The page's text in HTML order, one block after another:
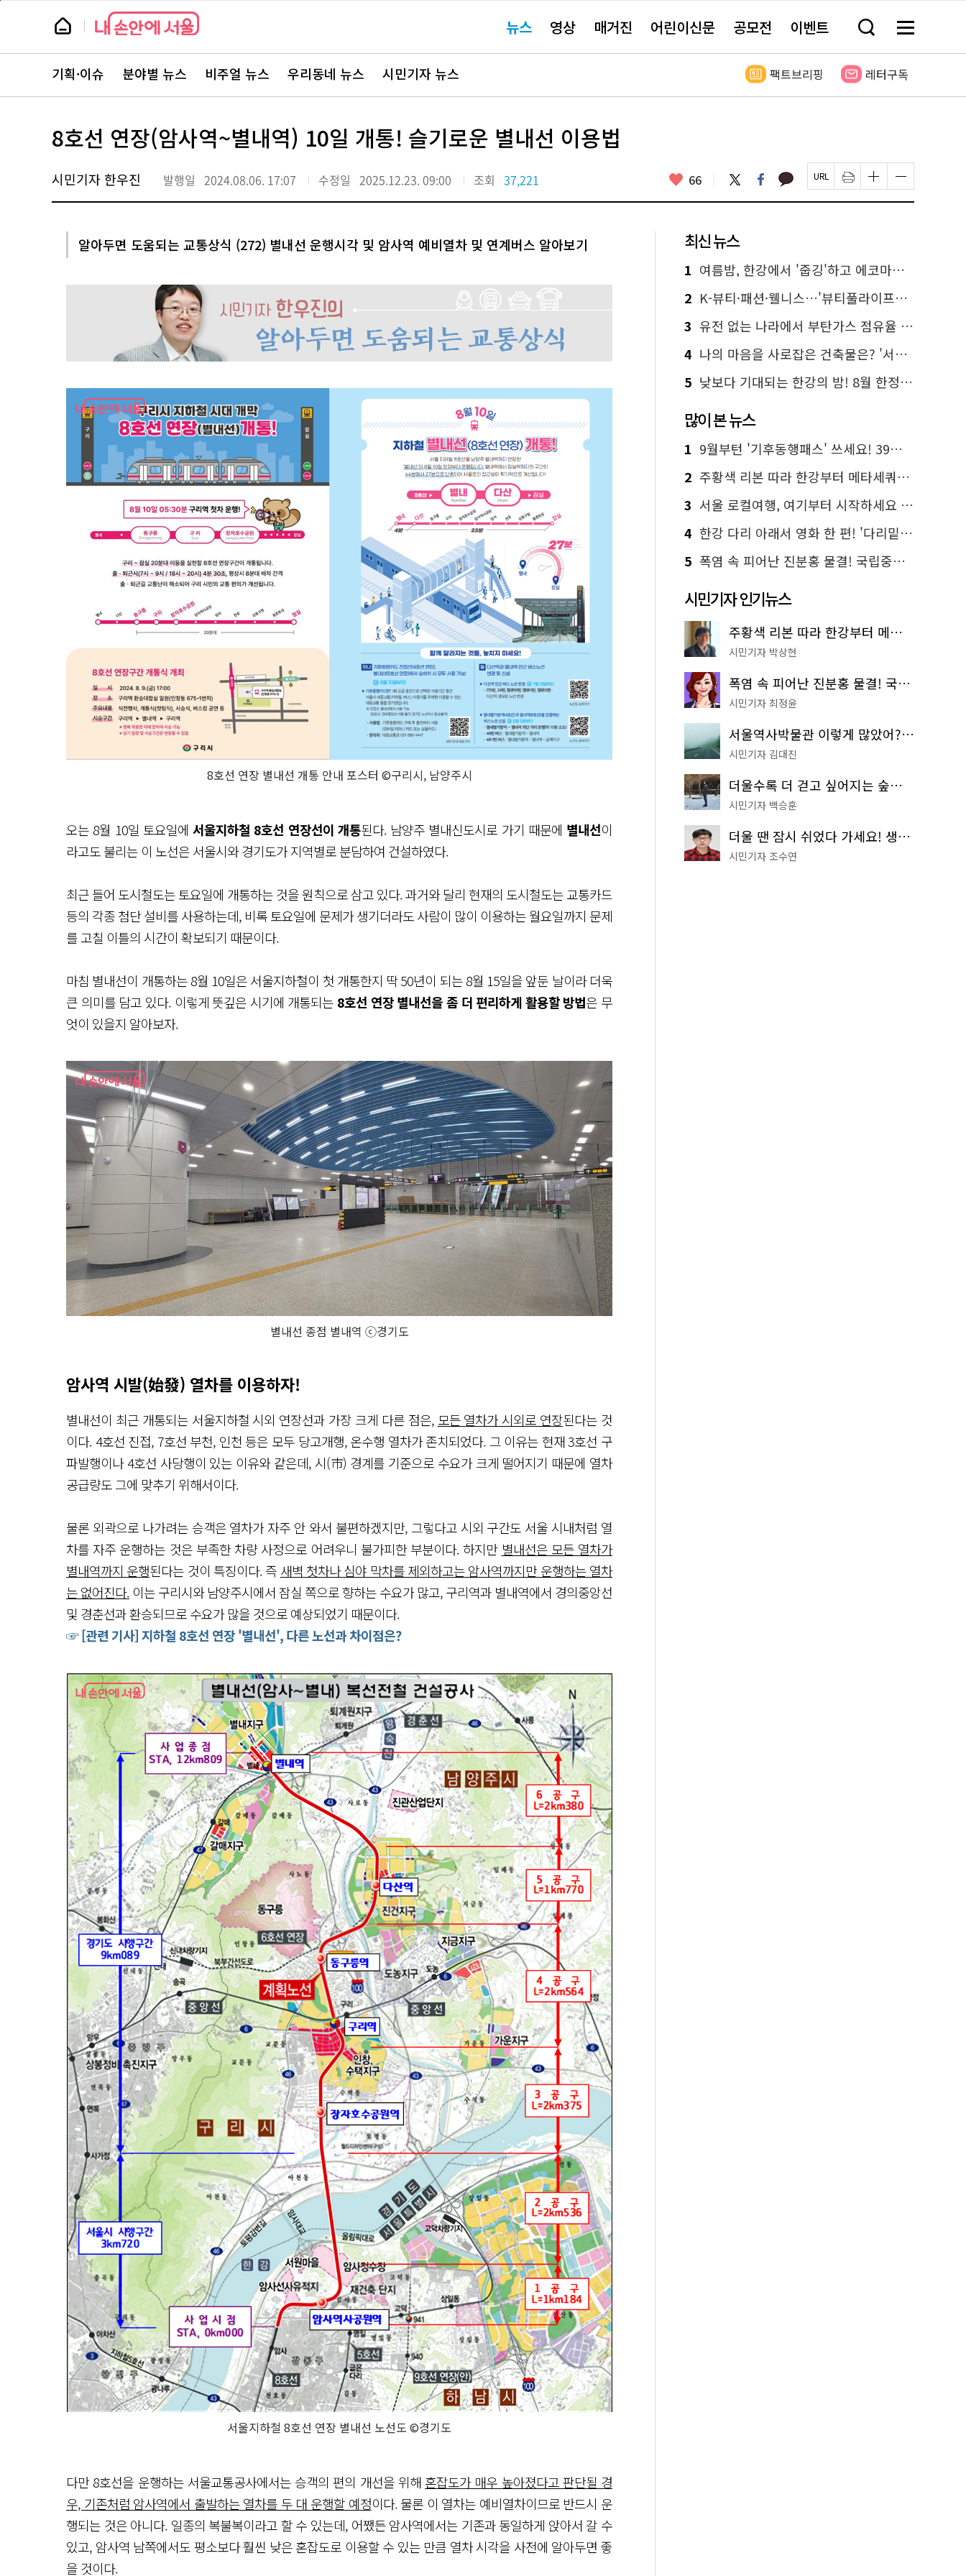
본
뉴
스 요뉴스 영상 매거진 어린이신문 공모전 이벤트 검
창
기
메
전
보
뉴
스
주
서
바
로
기획·이슈 분야별 뉴스 비주얼 뉴스 우리동네 뉴스 시민기자 뉴스 팩트브리핑 레터구독
8호선 연장(암사역~별내역) 10일 개통! 슬기로운 별내선 이용법
시민기자 한우진 발행일 2024.08.06. 17:07 수정일 2025.12.23. 09:00 조회 37,221 좋
요
66 트
위
터
페
이
스
카
카 페
이
지
인
쇄
하
글
자
크
하
기
글
자
크
하
알아두면 도움되는 교통상식 (272) 별내선 운행시각 및 암사역 예비열차 및 연계버스 알아보기
8호선 연장 별내선 개통 안내 포스터 ©구리시, 남양주시
오는 8월 10일 토요일에 서울지하철 8호선 연장선이 개통된다. 남양주 별내신도시로 가기 때문에 별내선이
라고도 불리는 이 노선은 서울시와 경기도가 지역별로 분담하여 건설하였다.
최근 들어 도시철도는 토요일에 개통하는 것을 원칙으로 삼고 있다. 과거와 달리 현재의 도시철도는 교통카드
등의 각종 첨단 설비를 사용하는데, 비록 토요일에 문제가 생기더라도 사람이 많이 이용하는 월요일까지 문제
를 고칠 이틀의 시간이 확보되기 때문이다.
마침 별내선이 개통하는 8월 10일은 서울지하철이 첫 개통한지 딱 50년이 되는 8월 15일을 앞둔 날이라 더욱
큰 의미를 담고 있다. 이렇게 뜻깊은 시기에 개통되는 8호선 연장 별내선을 좀 더 편리하게 활용할 방법은 무
엇이 있을지 알아보자.
별내선 종점 별내역 ⓒ경기도
암사역 시발(始發) 열차를 이용하자!
별내선이 최근 개통되는 서울지하철 시외 연장선과 가장 크게 다른 점은, 모든 열차가 시외로 연장된다는 것
이다. 4호선 진접, 7호선 부천, 인천 등은 모두 당고개행, 온수행 열차가 존치되었다. 그 이유는 현재 3호선 구
파발행이나 4호선 사당행이 있는 이유와 같은데, 시(市) 경계를 기준으로 수요가 크게 떨어지기 때문에 열차
공급량도 그에 맞추기 위해서이다.
물론 외곽으로 나가려는 승객은 열차가 자주 안 와서 불편하겠지만, 그렇다고 시외 구간도 서울 시내처럼 열
차를 자주 운행하는 것은 부족한 차량 사정으로 어려우니 불가피한 부분이다. 하지만 별내선은 모든 열차가
별내역까지 운행된다는 것이 특징이다. 즉 새벽 첫차나 심야 막차를 제외하고는 암사역까지만 운행하는 열차
는 없어진다. 이는 구리시와 남양주시에서 잠실 쪽으로 향하는 수요가 많고, 구리역과 별내역에서 경의중앙선
및 경춘선과 환승되므로 수요가 많을 것으로 예상되었기 때문이다.
☞ [관련 기사] 지하철 8호선 연장 '별내선', 다른 노선과 차이점은?
서울지하철 8호선 연장 별내선 노선도 ©경기도
다만 8호선을 운행하는 서울교통공사에서는 승객의 편의 개선을 위해 혼잡도가 매우 높아졌다고 판단될 경
우, 기존처럼 암사역에서 출발하는 열차를 두 대 운행할 예정이다. 물론 이 열차는 예비열차이므로 반드시 운
행되는 것은 아니다. 일종의 복불복이라고 할 수 있는데, 어쨌든 암사역에서는 기존과 동일하게 앉아서 갈 수
있고, 암사역 남쪽에서도 평소보다 훨씬 낮은 혼잡도로 이용할 수 있는 만큼 열차 시각을 사전에 알아두면 좋
을 것이다.
최신 뉴스
1 여름밤, 한강에서 '줍깅'하고 에코마일리지도 줍줍!
2 K-뷰티·패션·웰니스…'뷰티풀라이프인서울' 6일부터 사전 예약
3 유전 없는 나라에서 부탄가스 점유율 1위 가능? Yes, I 'CAN'
4 나의 마음을 사로잡은 건축물은? '서울시 건축상' 수상작 공개!
5 낮보다 기대되는 한강의 밤! 8월 한정 무료 '한강 밤핑' 예약은?
많이 본 뉴스
1 9월부턴 '기후동행패스' 쓰세요! 39세까지 청년 혜택
2 주황색 리본 따라 한강부터 메타세쿼이아 숲길까지…서울둘레길 15코스
3 서울 로컬여행, 여기부터 시작하세요 '서울에디션25'
4 한강 다리 아래서 영화 한 편! '다리밑 영화관' 무료 상영
5 폭염 속 피어난 진분홍 물결! 국립중앙박물관 배롱나무 명소
시민기자 인기뉴스
주황색 리본 따라 한강부터 메타세쿼이아 숲길까지…서울둘레길 15코스
시민기자 박상현
폭염 속 피어난 진분홍 물결! 국립중앙박물관 배롱나무 명소
시민기자 최정윤
서울역사박물관 이렇게 많았어? 주말마다 한 곳씩 떠나는 역사 산책
시민기자 김대진
더울수록 더 걷고 싶어지는 숲길! 서울둘레길 '아차산 코스'
시민기자 백승훈
더울 땐 잠시 쉬었다 가세요! 생수 냉장고부터 해피소·무더위쉼터까지
시민기자 조수연
페